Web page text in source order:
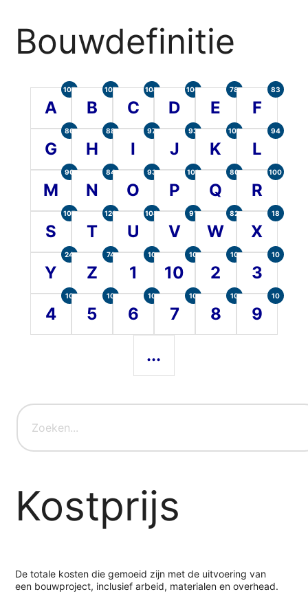
Bouwdefinitie
A
105
B
107
C
104
D
100
E
78
F
83
G
86
H
88
I
97
J
93
K
101
L
94
M
90
N
84
O
93
P
101
Q
80
R
100
S
107
T
120
U
104
V
91
W
82
X
18
Y
24
Z
74
1
10
10
10
2
10
3
10
4
10
5
10
6
10
7
10
8
10
9
10
...
Kostprijs
De totale kosten die gemoeid zijn met de uitvoering van
een bouwproject, inclusief arbeid, materialen en overhead.